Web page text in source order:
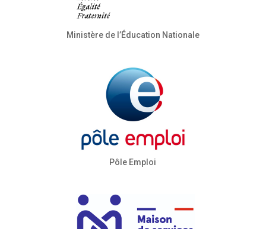
Ministère de l’Éducation Nationale
Pôle Emploi